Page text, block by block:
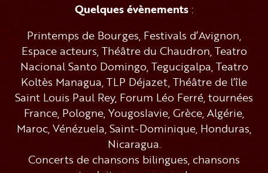
Quelques évènements :
Printemps de Bourges, Festivals d’Avignon,
Espace acteurs, Théâtre du Chaudron, Teatro
Nacional Santo Domingo, Tegucigalpa, Teatro
Koltès Managua, TLP Déjazet, Théâtre de l’île
Saint Louis Paul Rey, Forum Léo Ferré, tournées
France, Pologne, Yougoslavie, Grèce, Algérie,
Maroc, Vénézuela, Saint-Dominique, Honduras,
Nicaragua.
Concerts de chansons bilingues, chansons